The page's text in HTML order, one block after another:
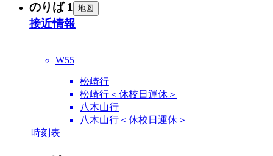
のりば 1 地図
接近情報
W55
松崎行
松崎行＜休校日運休＞
八木山行
八木山行＜休校日運休＞
時刻表